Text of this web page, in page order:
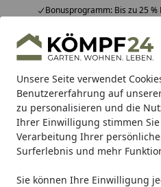
Unsere Seite verwendet
Benutzererfahrung auf
zu personalisieren und die
Ihrer Einwilligung stimmen
Verarbeitung Ihrer
Surferlebnis und mehr
Sie können Ihre Einwilligung
Bonusprogramm: Bis zu 25 %
Hotline07051 / 9 22 22
Mo-Fr. 8-16 Uhr 25.956
Alle Produkte
Alle ProdukteHighlights
Tierbedarf &